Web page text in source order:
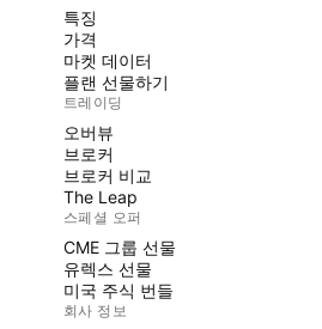
특징
가격
마켓 데이터
플랜 선물하기
트레이딩
오버뷰
브로커
브로커 비교
The Leap
스페셜 오퍼
CME 그룹 선물
유렉스 선물
미국 주식 번들
회사 정보